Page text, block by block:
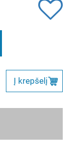
Į krepšelį